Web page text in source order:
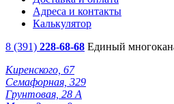
Адреса и контакты
Калькулятор
8 (391) 228-68-68 Единый
Киренского, 67
Семафорная, 329
Грунтовая, 28 А